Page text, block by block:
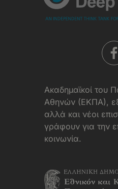
Aκαδημαϊκοί του
Αθηνών (ΕΚΠΑ),
αλλά και νέοι
γράφουν για την
κοινωνία.